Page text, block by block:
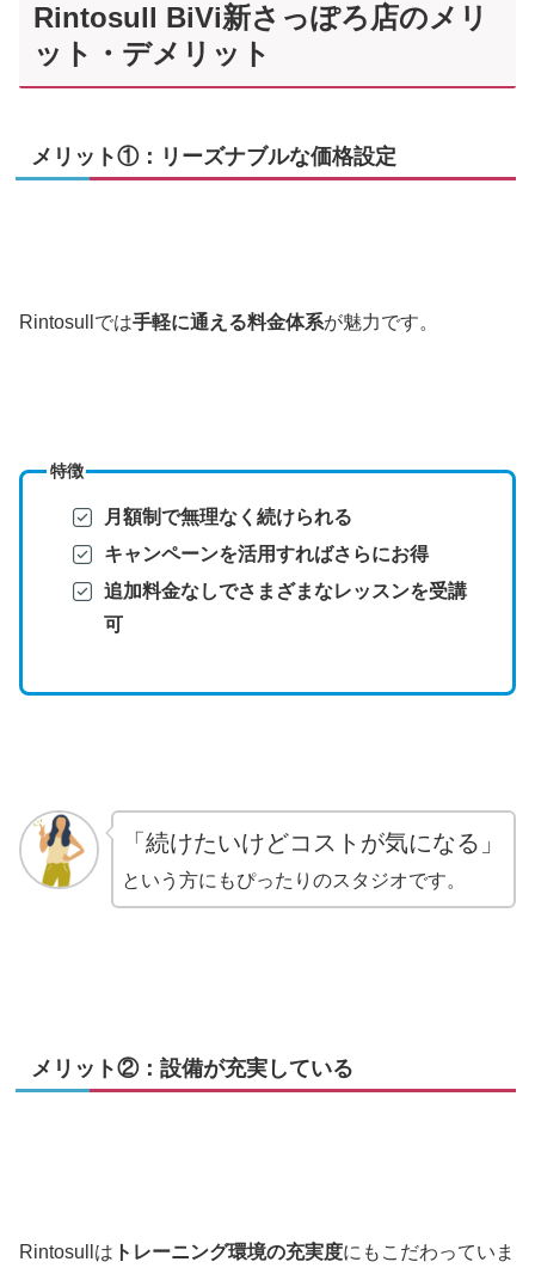
Rintosull BiVi新さっぽろ店のメリ
ット・デメリット
メリット①：リーズナブルな価格設定
Rintosullでは手軽に通える料金体系が魅力です。
特徴
月額制で無理なく続けられる
キャンペーンを活用すればさらにお得
追加料金なしでさまざまなレッスンを受講
可
「続けたいけどコストが気になる」
という方にもぴったりのスタジオです。
メリット②：設備が充実している
Rintosullは トレーニング環境の充実度にもこだわっていま